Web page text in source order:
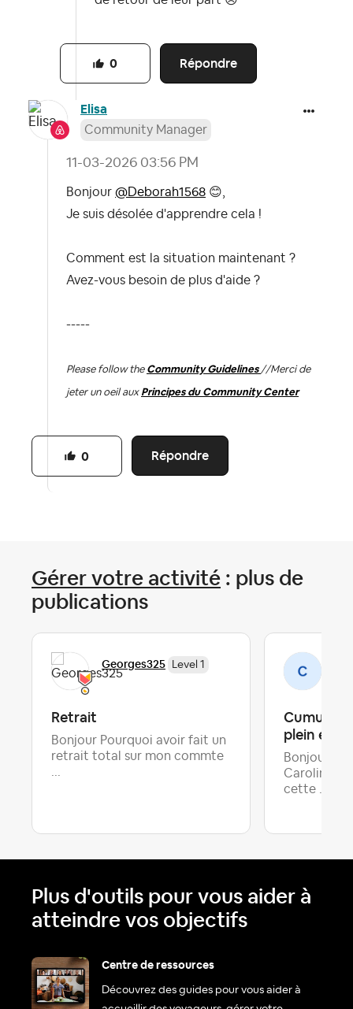
Répondre
0
Elisa
Community Manager
‎11-03-2026 03:56 PM
Bonjour @Deborah1568 😊,
Je suis désolée d'apprendre cela !
Comment est la situation maintenant ?
Avez-vous besoin de plus d'aide ?
-----
Please follow the Community Guidelines //Merci de
jeter un oeil aux Principes du Community Center
Répondre
0
Gérer votre activité : plus de
publications
Georges325 Level 1
Retrait
Bonjour Pourquoi avoir fait un
retrait total sur mon commte
Cumul
plein et
Bonjour,
Caroline, je
cette ...
Plus d'outils pour vous aider à
atteindre vos objectifs
Centre de ressources
Découvrez des guides pour vous aider à